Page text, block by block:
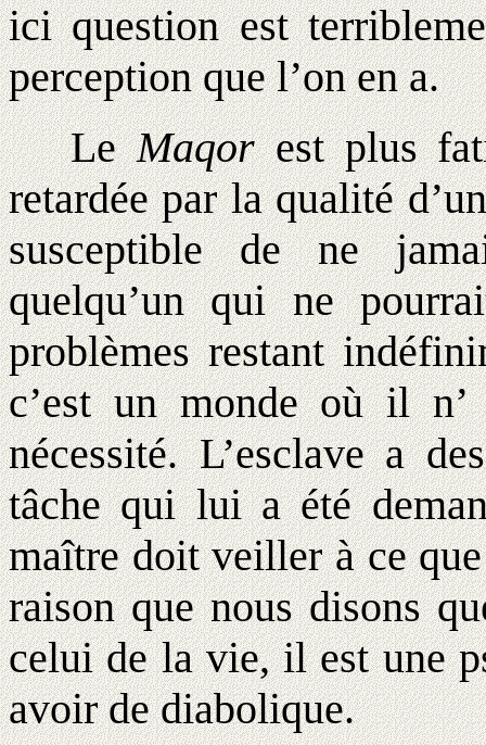
ici question est
perception que l’on en a.
LeMaqorest plus
retardée par la qualité
susceptible de ne
quelqu’un qui ne
problèmes restant
c’est un monde où il
nécessité. L’esclave a
tâche qui lui a été
maître doit veiller à ce
raison que nous disons
celui de la vie, il est une
avoir de diabolique.